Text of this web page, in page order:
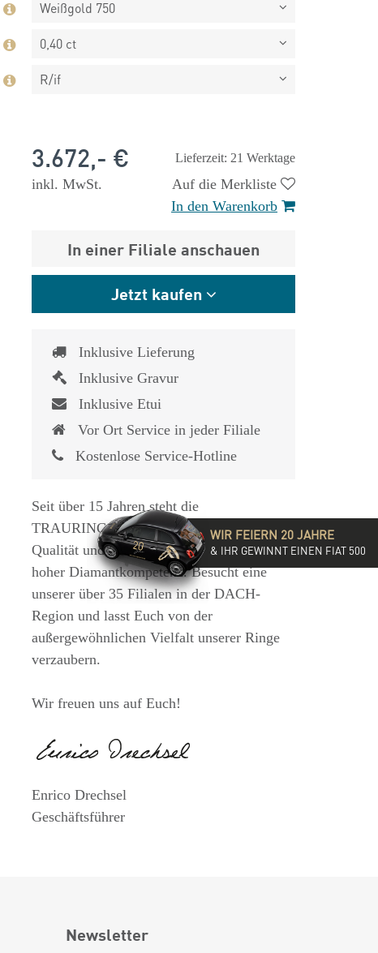
1.825,- €
Weißgold 750
0,40 ct
R/if
Lieferzeit: 21 Werktage
3.672,- €
inkl. MwSt.
Auf die Merkliste
In den Warenkorb
In einer Filiale anschauen
Jetzt kaufen
Inklusive Lieferung
Inklusive Gravur
Inklusive Etui
Vor Ort Service in jeder Filiale
Kostenlose Service-Hotline
Seit über 15 Jahren steht die
TRAURINGSCHMIEDE für exzellente
Qualität und hochwertige Beratung mit
hoher Diamantkompetenz. Besucht eine
unserer über 35 Filialen in der DACH-
Region und lasst Euch von der
außergewöhnlichen Vielfalt unserer Ringe
verzaubern.
Wir freuen uns auf Euch!
Enrico Drechsel
Geschäftsführer
Newsletter
WIR FEIERN 20 JAHRE
& IHR GEWINNT EINEN FIAT 500